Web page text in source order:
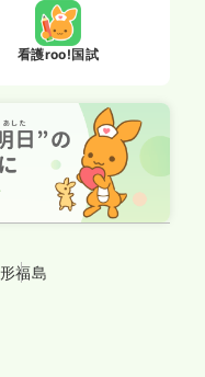
看護roo!国試
福島